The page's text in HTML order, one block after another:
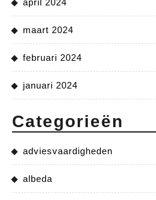
maart 2024
februari 2024
januari 2024
Categorieën
adviesvaardigheden
albeda